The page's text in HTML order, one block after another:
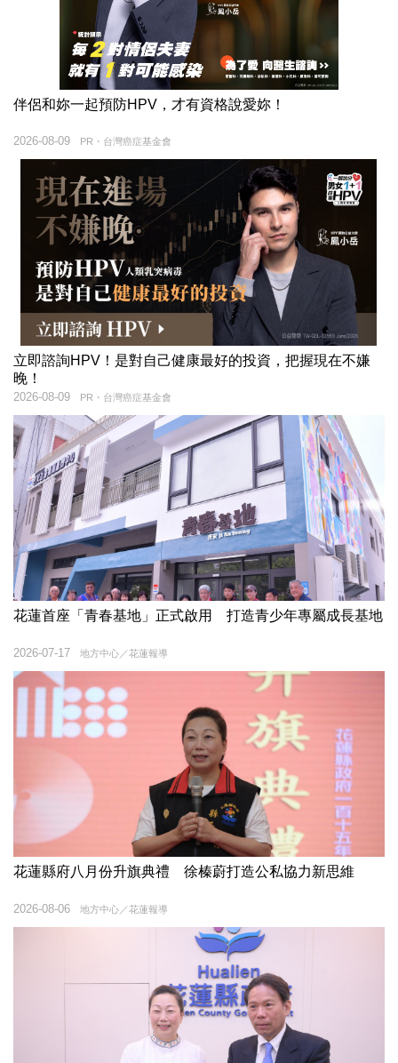
伴侶和妳一起預防HPV，才有資格說愛妳！
PR・台灣癌症基金會
2026-08-09
立即諮詢HPV！是對自己健康最好的投資，把握現在不嫌
晚！
PR・台灣癌症基金會
2026-08-09
花蓮首座「青春基地」正式啟用 打造青少年專屬成長基地
地方中心／花蓮報導
2026-07-17
花蓮縣府八月份升旗典禮 徐榛蔚打造公私協力新思維
地方中心／花蓮報導
2026-08-06